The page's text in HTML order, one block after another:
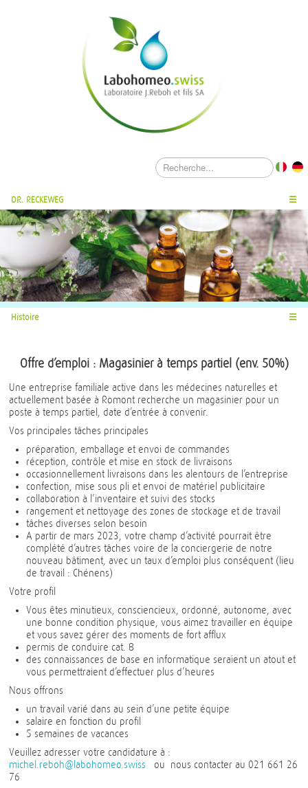
DR. RECKEWEG ☰
Histoire ☰
Offre d’emploi : Magasinier à temps partiel (env. 50%)
Une entreprise familiale active dans les médecines naturelles et
actuellement basée à Romont recherche un magasinier pour un
poste à temps partiel, date d’entrée à convenir.
Vos principales tâches principales
préparation, emballage et envoi de commandes
réception, contrôle et mise en stock de livraisons
occasionnellement livraisons dans les alentours de l’entreprise
confection, mise sous pli et envoi de matériel publicitaire
collaboration à l’inventaire et suivi des stocks
rangement et nettoyage des zones de stockage et de travail
tâches diverses selon besoin
A partir de mars 2023, votre champ d’activité pourrait être
complété d’autres tâches voire de la conciergerie de notre
nouveau bâtiment, avec un taux d’emploi plus conséquent (lieu
de travail : Chénens)
Votre profil
Vous êtes minutieux, consciencieux, ordonné, autonome, avec
une bonne condition physique, vous aimez travailler en équipe
et vous savez gérer des moments de fort afflux
permis de conduire cat. B
des connaissances de base en informatique seraient un atout et
vous permettraient d’effectuer plus d’heures
Nous offrons
un travail varié dans au sein d’une petite équipe
salaire en fonction du profil
5 semaines de vacances
Veuillez adresser votre candidature à :
michel.reboh@labohomeo.swiss ou nous contacter au 021 661 26
76